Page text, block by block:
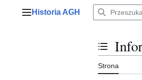
Menu główne
Historia AGH
Przełącz
Strona